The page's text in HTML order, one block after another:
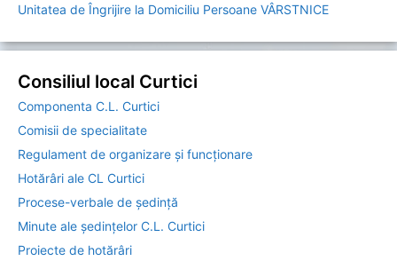
Unitatea de Îngrijire la Domiciliu Persoane VÂRSTNICE
Consiliul local Curtici
Componenta C.L. Curtici
Comisii de specialitate
Regulament de organizare și funcționare
Hotărâri ale CL Curtici
Procese-verbale de ședință
Minute ale ședințelor C.L. Curtici
Proiecte de hotărâri